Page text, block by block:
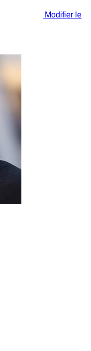
Modifier le